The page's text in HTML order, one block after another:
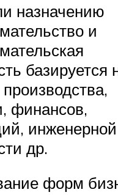
назначению
и
базируется
финансов,
инженерной
др.
форм